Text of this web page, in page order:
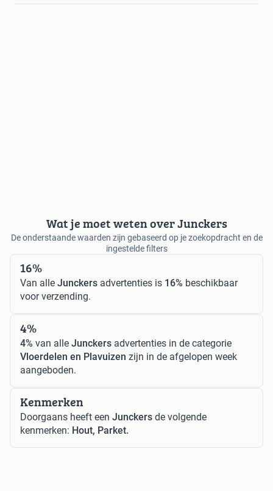
Wat je moet weten over Junckers
De onderstaande waarden zijn gebaseerd op je zoekopdracht en de
ingestelde filters
16%
Van alle Junckers advertenties is 16% beschikbaar
voor verzending.
4%
4% van alle Junckers advertenties in de categorie
Vloerdelen en Plavuizen zijn in de afgelopen week
aangeboden.
Kenmerken
Doorgaans heeft een Junckers de volgende
kenmerken: Hout, Parket.